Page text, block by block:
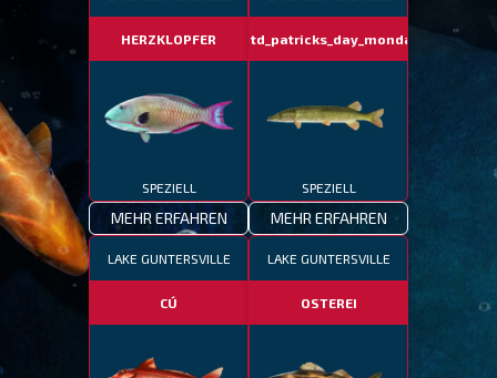
HERZKLOPFER
SPEZIELL
MEHR ERFAHREN
fotd_patricks_day_monday
SPEZIELL
MEHR ERFAHREN
LAKE GUNTERSVILLE
CÚ
LAKE GUNTERSVILLE
OSTEREI